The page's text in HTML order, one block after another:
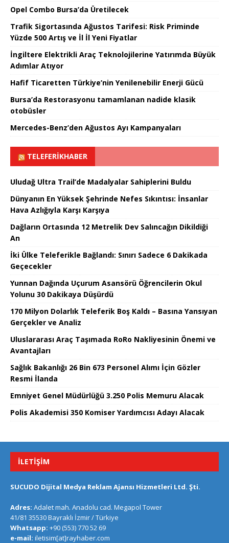
Opel Combo Bursa’da Üretilecek
Trafik Sigortasında Ağustos Tarifesi: Risk Priminde
Yüzde 500 Artış ve İl İl Yeni Fiyatlar
İngiltere Elektrikli Araç Teknolojilerine Yatırımda Büyük
Adımlar Atıyor
Hafif Ticaretten Türkiye’nin Yenilenebilir Enerji Gücü
Bursa’da Restorasyonu tamamlanan nadide klasik
otobüsler
Mercedes-Benz’den Ağustos Ayı Kampanyaları
TELEFERIKHABER
Uludağ Ultra Trail’de Madalyalar Sahiplerini Buldu
Dünyanın En Yüksek Şehrinde Nefes Sıkıntısı: İnsanlar
Hava Azlığıyla Karşı Karşıya
Dağların Ortasında 12 Metrelik Dev Salıncağın Dikildiği
An
İki Ülke Teleferikle Bağlandı: Sınırı Sadece 6 Dakikada
Geçecekler
Yunnan Dağında Uçurum Asansörü Öğrencilerin Okul
Yolunu 30 Dakikaya Düşürdü
170 Milyon Dolarlık Teleferik Boş Kaldı – Basına Yansıyan
Gerçekler ve Analiz
Uluslararası Araç Taşımada RoRo Nakliyesinin Önemi ve
Avantajları
Sağlık Bakanlığı 26 Bin 673 Personel Alımı İçin Gözler
Resmi İlanda
Emniyet Genel Müdürlüğü 3.250 Polis Memuru Alacak
Polis Akademisi 350 Komiser Yardımcısı Adayı Alacak
İLETIŞIM
SUCUDO Dijital Medya Reklam Ajansı Hizmetleri Ltd. Şti.
Adres: Adalet mah. Anadolu cad. Megapol Tower
41/81 35530 Bayraklı İzmir / Türkiye
Whatsapp: +90 (553) 770 52 69
e-mail: iletisim[at]rayhaber.com